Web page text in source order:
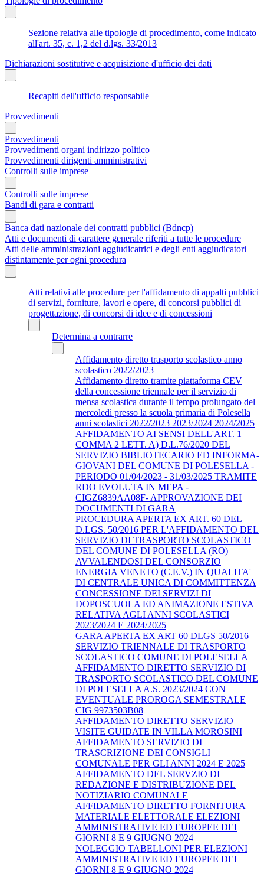
Sezione relativa alle tipologie di procedimento, come indicato
all'art. 35, c. 1,2 del d.lgs. 33/2013
Dichiarazioni sostitutive e acquisizione d'ufficio dei dati
Recapiti dell'ufficio responsabile
Provvedimenti
Provvedimenti
Provvedimenti organi indirizzo politico
Provvedimenti dirigenti amministrativi
Controlli sulle imprese
Controlli sulle imprese
Bandi di gara e contratti
Banca dati nazionale dei contratti pubblici (Bdncp)
Atti e documenti di carattere generale riferiti a tutte le procedure
Atti delle amministrazioni aggiudicatrici e degli enti aggiudicatori
distintamente per ogni procedura
Atti relativi alle procedure per l'affidamento di appalti pubblici
di servizi, forniture, lavori e opere, di concorsi pubblici di
progettazione, di concorsi di idee e di concessioni
Determina a contrarre
Affidamento diretto trasporto scolastico anno
scolastico 2022/2023
Affidamento diretto tramite piattaforma CEV
della concessione triennale per il servizio di
mensa scolastica durante il tempo prolungato del
mercoledì presso la scuola primaria di Polesella
anni scolastici 2022/2023 2023/2024 2024/2025
AFFIDAMENTO AI SENSI DELL'ART. 1
COMMA 2 LETT. A) D.L.76/2020 DEL
SERVIZIO BIBLIOTECARIO ED INFORMA-
GIOVANI DEL COMUNE DI POLESELLA -
PERIODO 01/04/2023 - 31/03/2025 TRAMITE
RDO EVOLUTA IN MEPA -
CIGZ6839AA08F- APPROVAZIONE DEI
DOCUMENTI DI GARA
PROCEDURA APERTA EX ART. 60 DEL
D.LGS. 50/2016 PER L'AFFIDAMENTO DEL
SERVIZIO DI TRASPORTO SCOLASTICO
DEL COMUNE DI POLESELLA (RO)
AVVALENDOSI DEL CONSORZIO
ENERGIA VENETO (C.E.V.) IN QUALITA'
DI CENTRALE UNICA DI COMMITTENZA
CONCESSIONE DEI SERVIZI DI
DOPOSCUOLA ED ANIMAZIONE ESTIVA
RELATIVA AGLI ANNI SCOLASTICI
2023/2024 E 2024/2025
GARA APERTA EX ART 60 DLGS 50/2016
SERVIZIO TRIENNALE DI TRASPORTO
SCOLASTICO COMUNE DI POLESELLA
AFFIDAMENTO DIRETTO SERVIZIO DI
TRASPORTO SCOLASTICO DEL COMUNE
DI POLESELLA A.S. 2023/2024 CON
EVENTUALE PROROGA SEMESTRALE
CIG 9973503B08
AFFIDAMENTO DIRETTO SERVIZIO
VISITE GUIDATE IN VILLA MOROSINI
AFFIDAMENTO SERVIZIO DI
TRASCRIZIONE DEI CONSIGLI
COMUNALE PER GLI ANNI 2024 E 2025
AFFIDAMENTO DEL SERVZIO DI
REDAZIONE E DISTRIBUZIONE DEL
NOTIZIARIO COMUNALE
AFFIDAMENTO DIRETTO FORNITURA
MATERIALE ELETTORALE ELEZIONI
AMMINISTRATIVE ED EUROPEE DEI
GIORNI 8 E 9 GIUGNO 2024
NOLEGGIO TABELLONI PER ELEZIONI
AMMINISTRATIVE ED EUROPEE DEI
GIORNI 8 E 9 GIUGNO 2024